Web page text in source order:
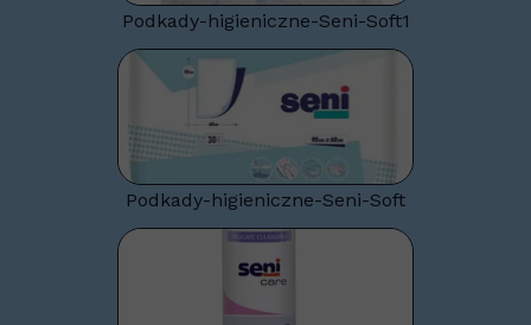
Podkady-higieniczne-Seni-Soft1
Podkady-higieniczne-Seni-Soft